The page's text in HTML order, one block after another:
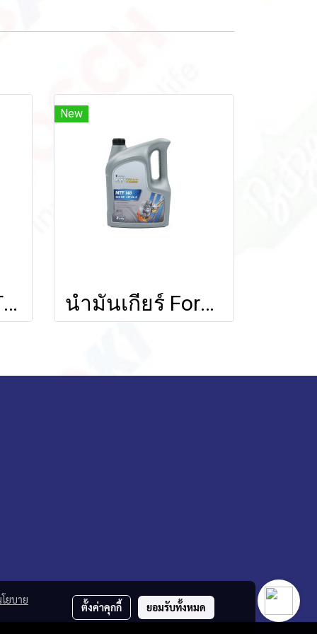
Formula SHIFTECH POWER STEERING FLUID 1 ลิตร
New
น้ำมันเกียร์ Formula SHIFTECH MTF 140 (Mineral Oil) 5 ลิตร
ยบาย
ตั้งค่าคุกกี้ ยอมรับทั้งหมด